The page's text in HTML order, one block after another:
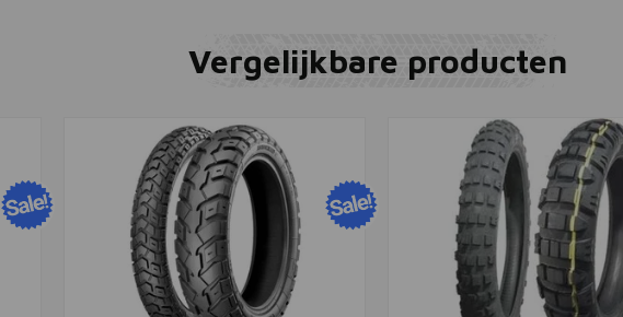
150/70 |
€170,03
Vergelijkbare producten